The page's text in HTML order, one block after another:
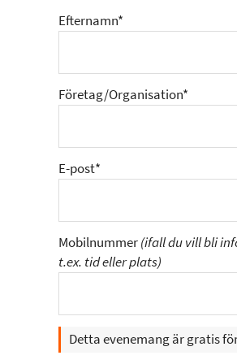
Efternamn*
Företag/Organisation*
E-post*
Mobilnummer(ifall du vill bli
t.ex. tid eller plats)
Detta evenemang är gratis